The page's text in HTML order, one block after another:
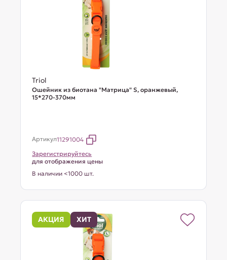
Triol
Ошейник из биотана "Матрица" S, оранжевый,
15*270-370мм
Артикул11291004
Зарегистрируйтесь
для отображения цены
В наличии <1000 шт.
АКЦИЯ ХИТ